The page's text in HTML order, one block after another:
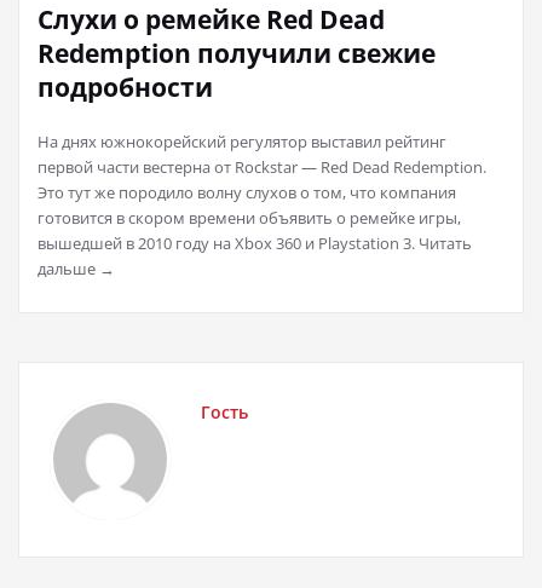
Слухи о ремейке Red Dead
Redemption получили свежие
подробности
На днях южнокорейский регулятор выставил рейтинг
первой части вестерна от Rockstar — Red Dead Redemption.
Это тут же породило волну слухов о том, что компания
готовится в скором времени объявить о ремейке игры,
вышедшей в 2010 году на Xbox 360 и Playstation 3. Читать
дальше →
Гость